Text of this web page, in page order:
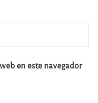
en este navegador